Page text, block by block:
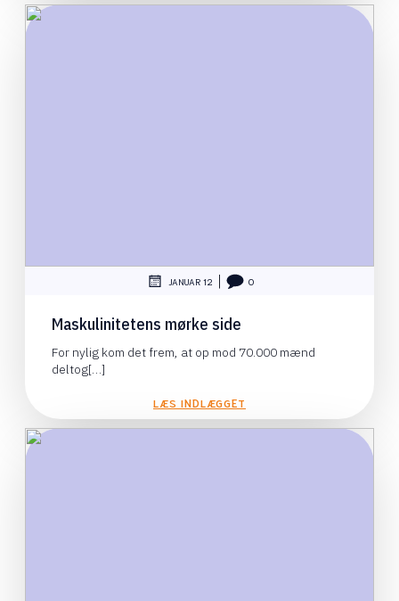
JANUAR 12 0
Maskulinitetens mørke side
For nylig kom det frem, at op mod 70.000 mænd
deltog[…]
LÆS INDLÆGGET